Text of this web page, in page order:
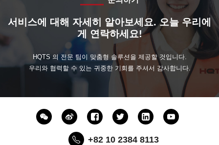
서비스에 대해 자세히 알아보세요. 오늘 우리에
게 연락하세요!
HQTS 의 전문 팀이 맞춤형 솔루션을 제공할 것입니다.
우리와 협력할 수 있는 귀중한 기회를 주셔서 감사합니다.
+82 10 2384 8113